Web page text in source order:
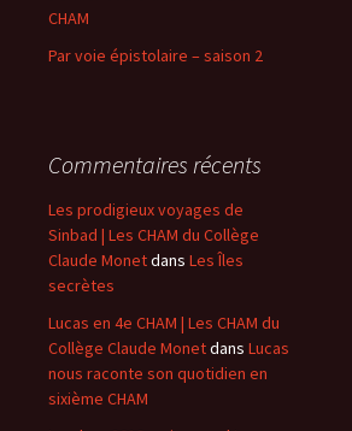
CHAM
Par voie épistolaire – saison 2
Commentaires récents
Les prodigieux voyages de
Sinbad | Les CHAM du Collège
Claude Monetdans Les Îles
secrètes
Lucas en 4e CHAM | Les CHAM du
Collège Claude Monetdans Lucas
nous raconte son quotidien en
sixième CHAM